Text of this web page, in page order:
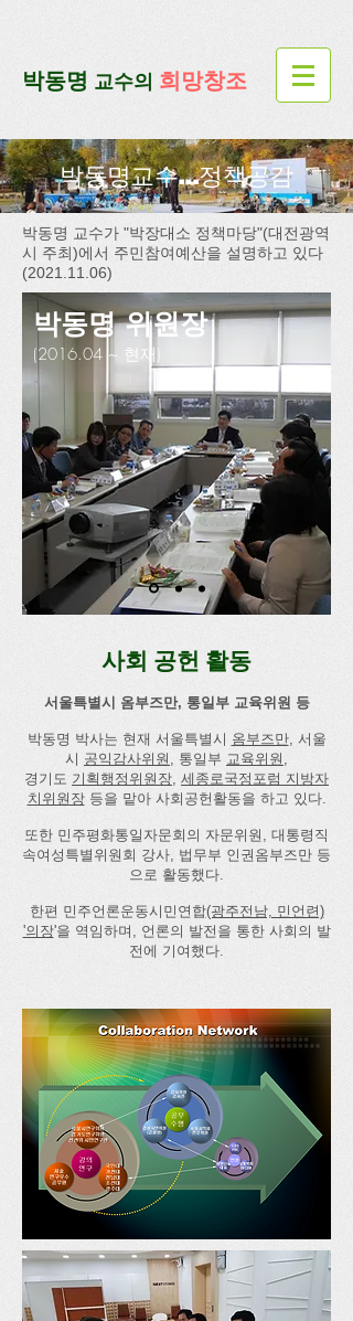
​박동명 교수의 희망창조
박동명교수...정책공감
박동명 교수가 "박장대소 정책마당"(대전광역
시 주최)에서 주민참여예산을 설명하고 있다
(2021.11.06)
박동명 위원장
(2016.04 ~ 현재)
사회 공헌 활동
서울특별시 옴부즈만, 통일부 교육위원 등​
박동명 박사는 현재 서울특별시 옴부즈만, 서울
시 공익감사위원 , 통일부 교육위원 ,
경기도 기획행정위원장, 세종로국정포럼 지방자
치위원장등을 맡아 사회공헌활동을 하고 있다.
또한 민주평화통일자문회의 자문위원, 대통령직
속여성특별위원회 강사, 법무부 인권옴부즈만 등
으로 활동했다.
​한편 민주언론운동시민연합(광주전남, 민언련)
'의장'을 역임하며, 언론의 발전을 통한 사회의 발
전에 기여했다.